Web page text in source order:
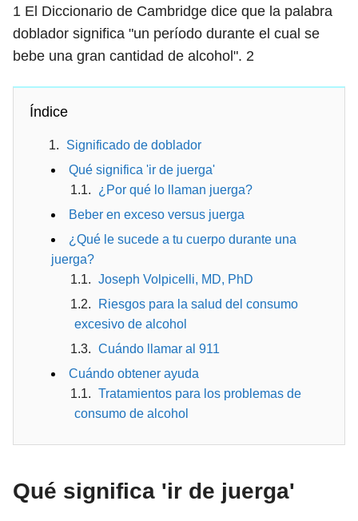
1 El Diccionario de Cambridge dice que la palabra
doblador significa "un período durante el cual se
bebe una gran cantidad de alcohol". 2
Índice
Significado de doblador
Qué significa 'ir de juerga'
¿Por qué lo llaman juerga?
Beber en exceso versus juerga
¿Qué le sucede a tu cuerpo durante una
juerga?
Joseph Volpicelli, MD, PhD
Riesgos para la salud del consumo
excesivo de alcohol
Cuándo llamar al 911
Cuándo obtener ayuda
Tratamientos para los problemas de
consumo de alcohol
Qué significa 'ir de juerga'